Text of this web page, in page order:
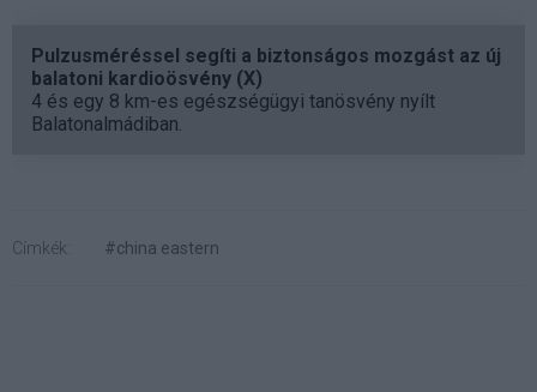
Pulzusméréssel segíti a biztonságos mozgást az új
balatoni kardioösvény (X)
4 és egy 8 km-es egészségügyi tanösvény nyílt
Balatonalmádiban.
Címkék: #china eastern